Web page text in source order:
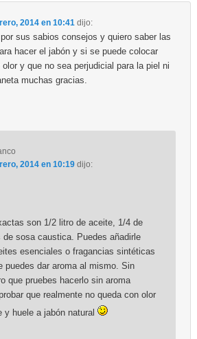
2014 en 10:41 dijo:
sus sabios consejos y quiero saber las
hacer el jabón y si se puede colocar
y que no sea perjudicial para la piel ni
muchas gracias.
2014 en 10:19 dijo:
son 1/2 litro de aceite, 1/4 de
de sosa caustica. Puedes añadirle
esenciales o fragancias sintéticas
puedes dar aroma al mismo. Sin
que pruebes hacerlo sin aroma
que realmente no queda con olor
huele a jabón natural